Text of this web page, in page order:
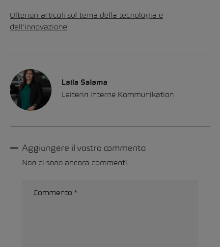
Ulteriori articoli sul tema della tecnologia e
dell’innovazione
Laila Salama
Leiterin interne Kommunikation
Aggiungere il vostro commento
Non ci sono ancora commenti.